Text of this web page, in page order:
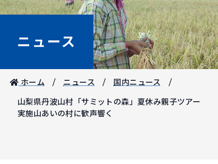
ニュース
ホーム ニュース 国内ニュース
山梨県丹波山村「サミットの森」夏休み親子ツアー
実施山あいの村に歓声響く